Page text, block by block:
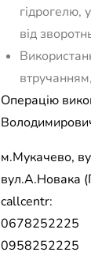
гідрогелю,
від
Операцію
м.Мукачево,
вул.А.Новака
callcentr:
0678252225
0958252225